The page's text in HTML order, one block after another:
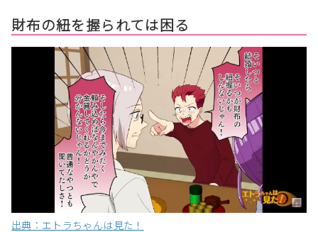
財布の紐を握られては困る
出典：エトラちゃんは見た！